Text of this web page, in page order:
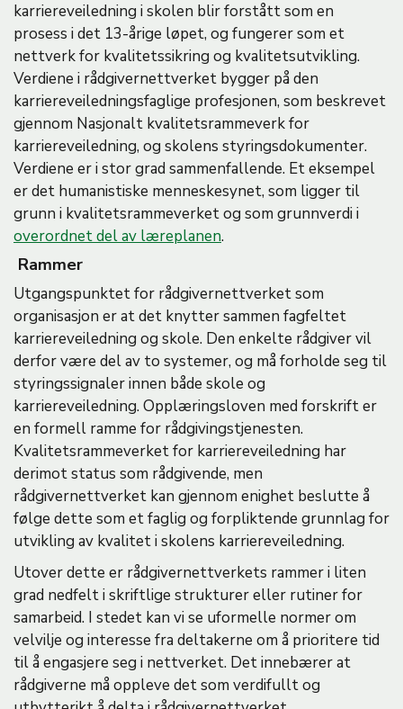
karriereveiledning i skolen blir forstått som en
prosess i det 13-årige løpet, og fungerer som et
nettverk for kvalitetssikring og kvalitetsutvikling.
Verdiene i rådgivernettverket bygger på den
karriereveiledningsfaglige profesjonen, som beskrevet
gjennom Nasjonalt kvalitetsrammeverk for
karriereveiledning, og skolens styringsdokumenter.
Verdiene er i stor grad sammenfallende. Et eksempel
er det humanistiske menneskesynet, som ligger til
grunn i kvalitetsrammeverket og som grunnverdi i
overordnet del av læreplanen.
Rammer
Utgangspunktet for rådgivernettverket som
organisasjon er at det knytter sammen fagfeltet
karriereveiledning og skole. Den enkelte rådgiver vil
derfor være del av to systemer, og må forholde seg til
styringssignaler innen både skole og
karriereveiledning. Opplæringsloven med forskrift er
en formell ramme for rådgivingstjenesten.
Kvalitetsrammeverket for karriereveiledning har
derimot status som rådgivende, men
rådgivernettverket kan gjennom enighet beslutte å
følge dette som et faglig og forpliktende grunnlag for
utvikling av kvalitet i skolens karriereveiledning.
Utover dette er rådgivernettverkets rammer i liten
grad nedfelt i skriftlige strukturer eller rutiner for
samarbeid. I stedet kan vi se uformelle normer om
velvilje og interesse fra deltakerne om å prioritere tid
til å engasjere seg i nettverket. Det innebærer at
rådgiverne må oppleve det som verdifullt og